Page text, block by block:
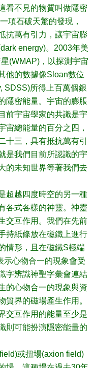
看不見的物質叫做隱密
項石破天驚的發現，
抗萬有引力，讓宇宙膨
energy)。2003年美
(WMAP)，以探測宇宙
他的數據像Sloan數位
SDSS)所得上百萬個銀
隱密能量。宇宙的膨脹
前宇宙學家的共識是宇
宙總能量的百分之四，
十三，具有抵抗萬有引
是我們目前所認識的宇
的未知世界等著我們去
超越四度時空的另一種
各式各樣的神靈。神靈
交互作用。我們在先前
持紙條放在磁鐵上進行
情形，且在磁鐵S極端
示心物合一的現象會受
字辨識神聖字彙會連結
的心物合一的現象與資
質界的磁場產生作用。
交互作用的能量至少是
則可能扮演隱密能量的
或扭場(axion field)